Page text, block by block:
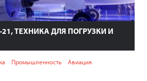
ТЕХНИКА ДЛЯ ПОГРУЗКИ И
Промышленность
Авиация